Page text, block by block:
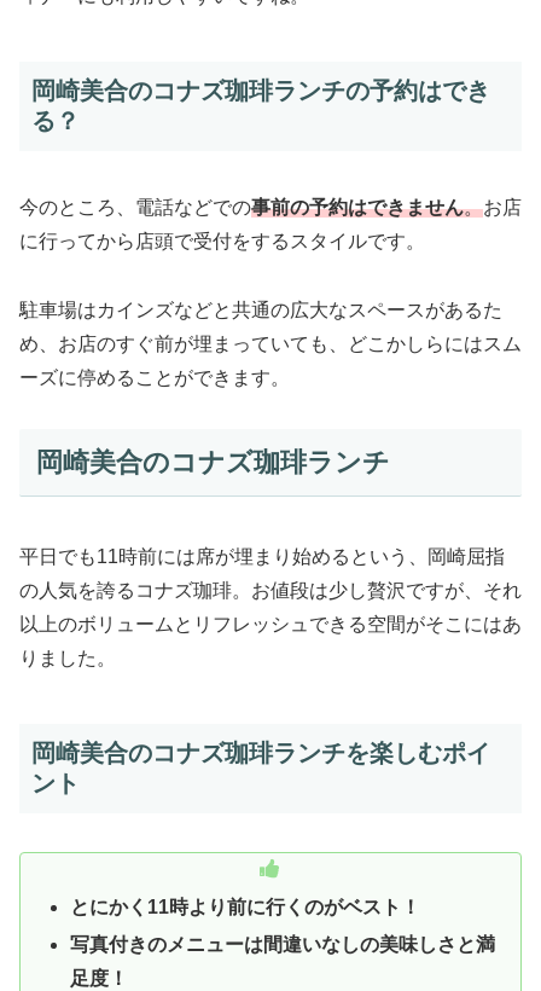
岡崎美合のコナズ珈琲ランチの予約はでき
る？
今のところ、電話などでの事前の予約はできません。お店
に行ってから店頭で受付をするスタイルです。
駐車場はカインズなどと共通の広大なスペースがあるた
め、お店のすぐ前が埋まっていても、どこかしらにはスム
ーズに停めることができます。
岡崎美合のコナズ珈琲ランチ
平日でも11時前には席が埋まり始めるという、岡崎屈指
の人気を誇るコナズ珈琲。お値段は少し贅沢ですが、それ
以上のボリュームとリフレッシュできる空間がそこにはあ
りました。
岡崎美合のコナズ珈琲ランチを楽しむポイ
ント
とにかく11時より前に行くのがベスト！
写真付きのメニューは間違いなしの美味しさと満
足度！